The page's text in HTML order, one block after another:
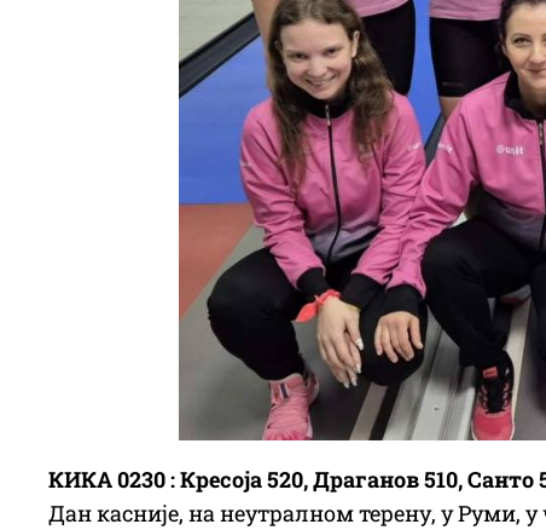
КИКА 0230 : Кресоја 520, Драганов 510,
Дан касније, на неутралном терену, у Руми,